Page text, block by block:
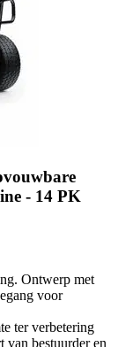
- 14 PK
Ontwerp met
voor
ter verbetering
bestuurder en